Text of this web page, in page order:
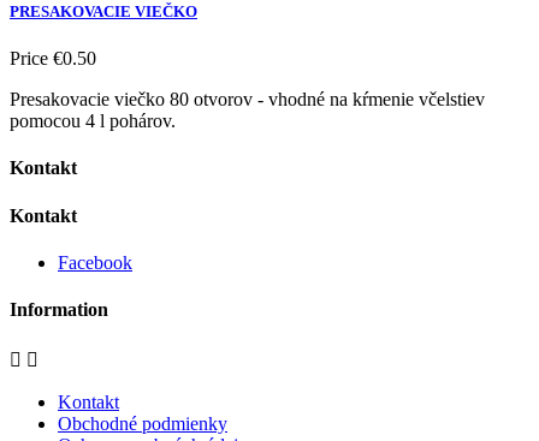
PRESAKOVACIE VIEČKO
Price €0.50
Presakovacie viečko 80 otvorov - vhodné na kŕmenie včelstiev
pomocou 4 l pohárov.
Kontakt
Kontakt
Facebook
Information
 
Kontakt
Obchodné podmienky